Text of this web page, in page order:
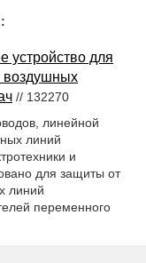
устройство для
воздушных
// 132270
линейной
линий
и
для защиты от
линий
переменного